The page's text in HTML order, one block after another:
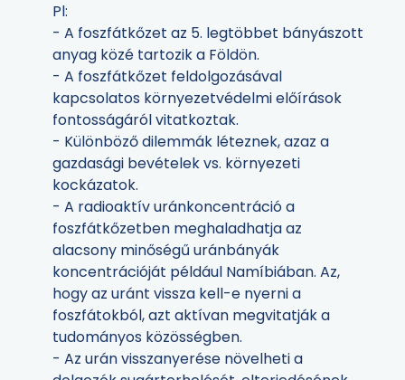
Pl:
- A foszfátkőzet az 5. legtöbbet bányászott
anyag közé tartozik a Földön.
- A foszfátkőzet feldolgozásával
kapcsolatos környezetvédelmi előírások
fontosságáról vitatkoztak.
- Különböző dilemmák léteznek, azaz a
gazdasági bevételek vs. környezeti
kockázatok.
- A radioaktív uránkoncentráció a
foszfátkőzetben meghaladhatja az
alacsony minőségű uránbányák
koncentrációját például Namíbiában. Az,
hogy az uránt vissza kell-e nyerni a
foszfátokból, azt aktívan megvitatják a
tudományos közösségben.
- Az urán visszanyerése növelheti a